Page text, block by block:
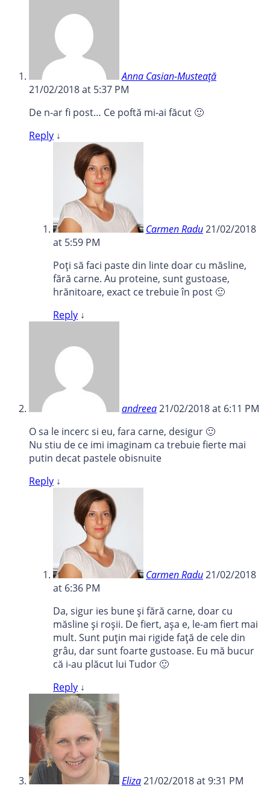
Anna Casian-Musteaţă
21/02/2018 at 5:37 PM
De n-ar fi post… Ce poftă mi-ai făcut 🙂
Reply ↓
Carmen Radu21/02/2018
at 5:59 PM
Poți să faci paste din linte doar cu măsline,
fără carne. Au proteine, sunt gustoase,
hrănitoare, exact ce trebuie în post 🙂
Reply ↓
andreea21/02/2018 at 6:11 PM
O sa le incerc si eu, fara carne, desigur 🙂
Nu stiu de ce imi imaginam ca trebuie fierte mai
putin decat pastele obisnuite
Reply ↓
Carmen Radu21/02/2018
at 6:36 PM
Da, sigur ies bune și fără carne, doar cu
măsline și roșii. De fiert, așa e, le-am fiert mai
mult. Sunt puțin mai rigide față de cele din
grâu, dar sunt foarte gustoase. Eu mă bucur
că i-au plăcut lui Tudor 🙂
Reply ↓
Eliza21/02/2018 at 9:31 PM